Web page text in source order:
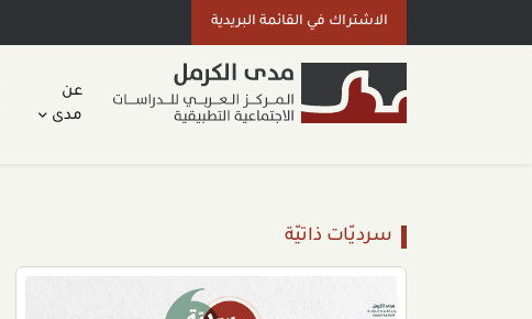
الاشتراك في القائمة البريدية
عن
مدى
سرديّات ذاتيّة